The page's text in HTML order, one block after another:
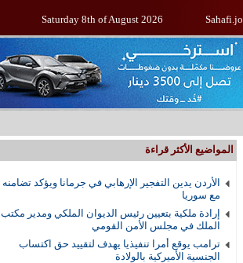
Saturday 8th of August 2026 Sahafi.jo
المواضيع الأكثر قراءة
الأردن يدين التفجير الإرهابي في جرمانا ويؤكد تضامنه
مع سوريا
إرادة ملكية بتعيين رئيس الديوان الملكي ومدير مكتب
الملك في مجلس الأمن القومي
ترامب يوقع أمرا تنفيذيا يهدف لتقييد حق اكتساب
الجنسية الأميركية بالولادة